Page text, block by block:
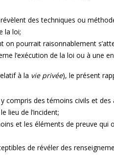
des techniques ou
la loi;
on pourrait raisonnablement
l’exécution de la loi ou à une
à la vie privée), le présent
compris des témoins civils et
lieu de l’incident;
et les éléments de preuve qui
de révéler des